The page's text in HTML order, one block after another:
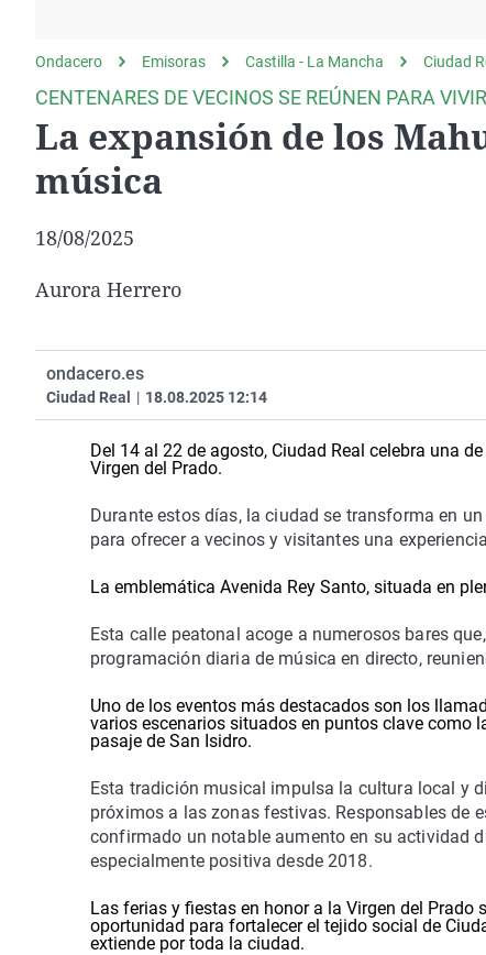
gato
Equipo de investigación
Operación Viuda
Negra
Navarra
Ondacero Emisoras Castilla - La Mancha Ciudad
CENTENARES DE VECINOS SE REÚNEN PARA
La expansión de los
música
18/08/2025
Aurora Herrero
ondacero.es
Ciudad Real | 18.08.2025 12:14
Del 14 al 22 de agosto, Ciudad Real celebra una
Virgen del Prado.
Durante estos días, la ciudad se transforma en
para ofrecer a vecinos y visitantes una
La emblemática Avenida Rey Santo, situada en
Esta calle peatonal acoge a numerosos bares
programación diaria de música en directo,
Uno de los eventos más destacados son los
varios escenarios situados en puntos clave como
pasaje de San Isidro.
Esta tradición musical impulsa la cultura local y
próximos a las zonas festivas. Responsables de
confirmado un notable aumento en su actividad
especialmente positiva desde 2018.
Las ferias y fiestas en honor a la Virgen del
oportunidad para fortalecer el tejido social de
extiende por toda la ciudad.